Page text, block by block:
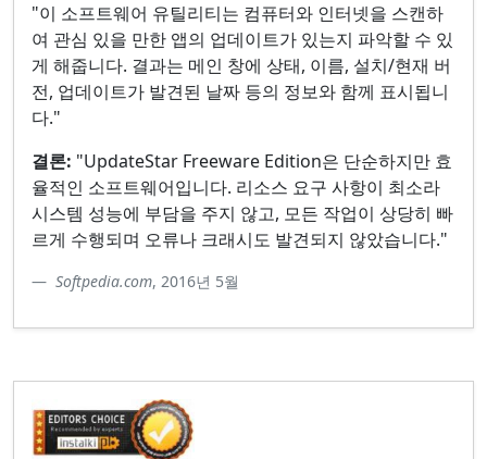
"이 소프트웨어 유틸리티는 컴퓨터와 인터넷을 스캔하
여 관심 있을 만한 앱의 업데이트가 있는지 파악할 수 있
게 해줍니다. 결과는 메인 창에 상태, 이름, 설치/현재 버
전, 업데이트가 발견된 날짜 등의 정보와 함께 표시됩니
다."
결론: "UpdateStar Freeware Edition은 단순하지만 효
율적인 소프트웨어입니다. 리소스 요구 사항이 최소라
시스템 성능에 부담을 주지 않고, 모든 작업이 상당히 빠
르게 수행되며 오류나 크래시도 발견되지 않았습니다."
Softpedia.com, 2016년 5월